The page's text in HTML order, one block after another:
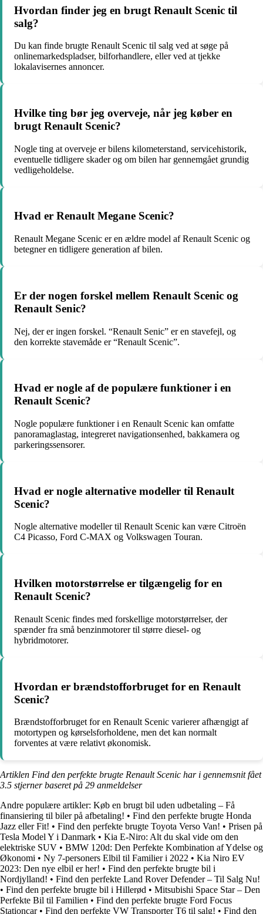
Hvordan finder jeg en brugt Renault Scenic til
salg?
Du kan finde brugte Renault Scenic til salg ved at søge på
onlinemarkedspladser, bilforhandlere, eller ved at tjekke
lokalavisernes annoncer.
Hvilke ting bør jeg overveje, når jeg køber en
brugt Renault Scenic?
Nogle ting at overveje er bilens kilometerstand, servicehistorik,
eventuelle tidligere skader og om bilen har gennemgået grundig
vedligeholdelse.
Hvad er Renault Megane Scenic?
Renault Megane Scenic er en ældre model af Renault Scenic og
betegner en tidligere generation af bilen.
Er der nogen forskel mellem Renault Scenic og
Renault Senic?
Nej, der er ingen forskel. “Renault Senic” er en stavefejl, og
den korrekte stavemåde er “Renault Scenic”.
Hvad er nogle af de populære funktioner i en
Renault Scenic?
Nogle populære funktioner i en Renault Scenic kan omfatte
panoramaglastag, integreret navigationsenhed, bakkamera og
parkeringssensorer.
Hvad er nogle alternative modeller til Renault
Scenic?
Nogle alternative modeller til Renault Scenic kan være Citroën
C4 Picasso, Ford C-MAX og Volkswagen Touran.
Hvilken motorstørrelse er tilgængelig for en
Renault Scenic?
Renault Scenic findes med forskellige motorstørrelser, der
spænder fra små benzinmotorer til større diesel- og
hybridmotorer.
Hvordan er brændstofforbruget for en Renault
Scenic?
Brændstofforbruget for en Renault Scenic varierer afhængigt af
motortypen og kørselsforholdene, men det kan normalt
forventes at være relativt økonomisk.
Artiklen Find den perfekte brugte Renault Scenic har i gennemsnit fået
3.5 stjerner baseret på 29 anmeldelser
Andre populære artikler: Køb en brugt bil uden udbetaling – Få
finansiering til biler på afbetaling! • Find den perfekte brugte Honda
Jazz eller Fit! • Find den perfekte brugte Toyota Verso Van! • Prisen på
Tesla Model Y i Danmark • Kia E-Niro: Alt du skal vide om den
elektriske SUV • BMW 120d: Den Perfekte Kombination af Ydelse og
Økonomi • Ny 7-personers Elbil til Familier i 2022 • Kia Niro EV
2023: Den nye elbil er her! • Find den perfekte brugte bil i
Nordjylland! • Find den perfekte Land Rover Defender – Til Salg Nu!
• Find den perfekte brugte bil i Hillerød • Mitsubishi Space Star – Den
Perfekte Bil til Familien • Find den perfekte brugte Ford Focus
Stationcar• Find den perfekte VW Transporter T6 til salg! • Find den